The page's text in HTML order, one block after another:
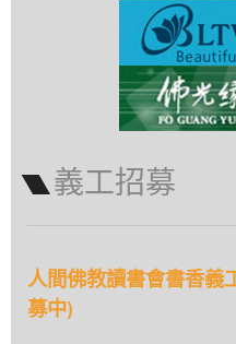
義工招募
人間佛教讀書會書香義
募中)